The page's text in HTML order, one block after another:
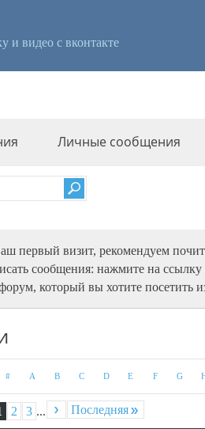
и видео с вконтакте
Личные сообщения
первый визит, рекомендуем
сообщения: нажмите на
который вы хотите посетить
# A B C D E F G
2 3 ... Последняя